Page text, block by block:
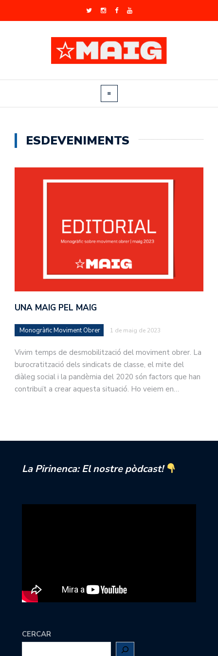
ESDEVENIMENTS
UNA MAIG PEL MAIG
Monogràfic Moviment Obrer 1 de maig de 2023
Vivim temps de desmobilització del moviment obrer. La
burocratització dels sindicats de classe, el mite del
diàleg social i la pandèmia del 2020 són factors que han
contribuït a crear aquesta situació. Ho veiem en…
La Pirinenca: El nostre pòdcast!
CERCAR